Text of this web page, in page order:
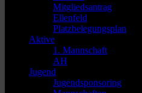
Mitgliedsantrag
Ellenfeld
Platzbelegungsplan
Aktive
1. Mannschaft
AH
Jugend
Jugendsponsoring